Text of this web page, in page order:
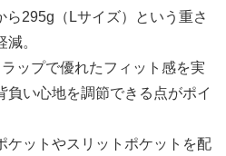
295g（Lサイズ）という重さ
。
ップで優れたフィット感を実
負い心地を調節できる点がポイ
ケットやスリットポケットを配